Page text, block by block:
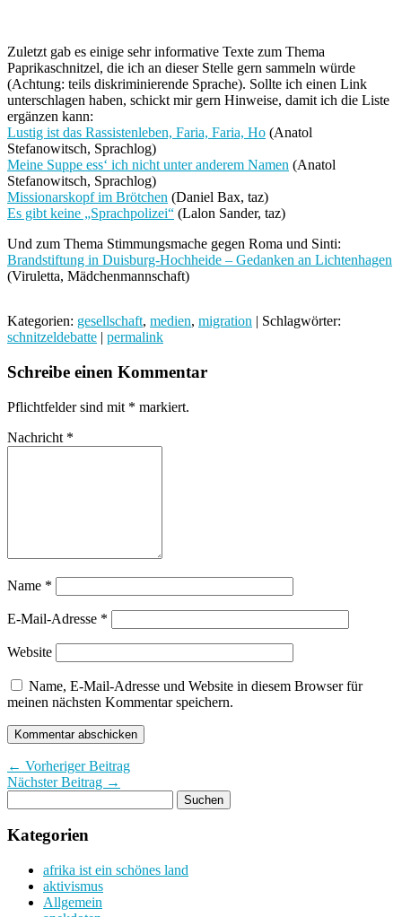
Zuletzt gab es einige sehr informative Texte zum Thema
Paprikaschnitzel, die ich an dieser Stelle gern sammeln würde
(Achtung: teils diskriminierende Sprache). Sollte ich einen Link
unterschlagen haben, schickt mir gern Hinweise, damit ich die Liste
ergänzen kann:
Lustig ist das Rassistenleben, Faria, Faria, Ho (Anatol
Stefanowitsch, Sprachlog)
Meine Suppe ess‘ ich nicht unter anderem Namen (Anatol
Stefanowitsch, Sprachlog)
Missionarskopf im Brötchen (Daniel Bax, taz)
Es gibt keine „Sprachpolizei“ (Lalon Sander, taz)
Und zum Thema Stimmungsmache gegen Roma und Sinti:
Brandstiftung in Duisburg-Hochheide – Gedanken an Lichtenhagen
(Viruletta, Mädchenmannschaft)
Kategorien: gesellschaft, medien, migration | Schlagwörter:
schnitzeldebatte | permalink
Schreibe einen Kommentar
Pflichtfelder sind mit * markiert.
Nachricht *
Name *
E-Mail-Adresse *
Website
Name, E-Mail-Adresse und Website in diesem Browser für
meinen nächsten Kommentar speichern.
← Vorheriger Beitrag
Nächster Beitrag →
Kategorien
afrika ist ein schönes land
aktivismus
Allgemein